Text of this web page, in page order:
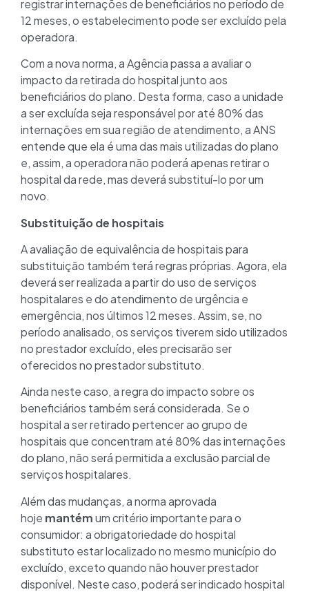
registrar internações de beneficiários no período de
12 meses, o estabelecimento pode ser excluído pela
operadora.
Com a nova norma, a Agência passa a avaliar o
impacto da retirada do hospital junto aos
beneficiários do plano. Desta forma, caso a unidade
a ser excluída seja responsável por até 80% das
internações em sua região de atendimento, a ANS
entende que ela é uma das mais utilizadas do plano
e, assim, a operadora não poderá apenas retirar o
hospital da rede, mas deverá substituí-lo por um
novo.
Substituição de hospitais
A avaliação de equivalência de hospitais para
substituição também terá regras próprias. Agora, ela
deverá ser realizada a partir do uso de serviços
hospitalares e do atendimento de urgência e
emergência, nos últimos 12 meses. Assim, se, no
período analisado, os serviços tiverem sido utilizados
no prestador excluído, eles precisarão ser
oferecidos no prestador substituto.
Ainda neste caso, a regra do impacto sobre os
beneficiários também será considerada. Se o
hospital a ser retirado pertencer ao grupo de
hospitais que concentram até 80% das internações
do plano, não será permitida a exclusão parcial de
serviços hospitalares.
Além das mudanças, a norma aprovada
hoje mantémum critério importante para o
consumidor: a obrigatoriedade do hospital
substituto estar localizado no mesmo município do
excluído, exceto quando não houver prestador
disponível. Neste caso, poderá ser indicado hospital